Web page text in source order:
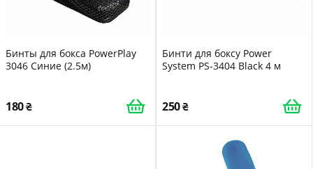
Бинты для бокса PowerPlay
3046 Синие (2.5м)
180
Бинти для боксу Power
System PS-3404 Black 4 м
250